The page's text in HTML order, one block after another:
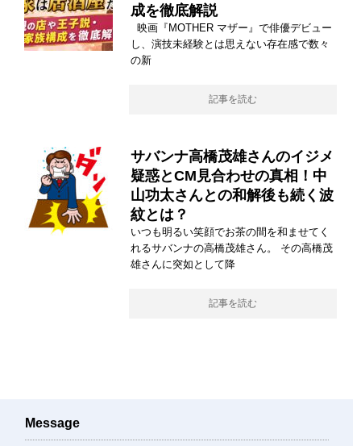
成を徹底解説
映画『MOTHER マザー』で俳優デビュー
し、演技未経験とは思えない存在感で数々
の新
記事を読む
サバンナ高橋茂雄さんのイジメ
疑惑とCM見合わせの真相！中
山功太さんとの和解後も続く波
紋とは？
いつも明るい笑顔でお茶の間を和ませてく
れるサバンナの高橋茂雄さん。 その高橋茂
雄さんに突如として降
記事を読む
Message